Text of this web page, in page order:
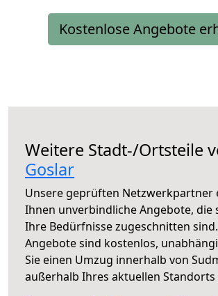
Kostenlose Angebote
Weitere Stadt-/Ortsteile
Goslar
Unsere geprüften Netzwerkpartner
Ihnen unverbindliche Angebote, die
Ihre Bedürfnisse zugeschnitten
Angebote sind kostenlos,
Sie einen Umzug innerhalb von
außerhalb Ihres aktuellen Standorts